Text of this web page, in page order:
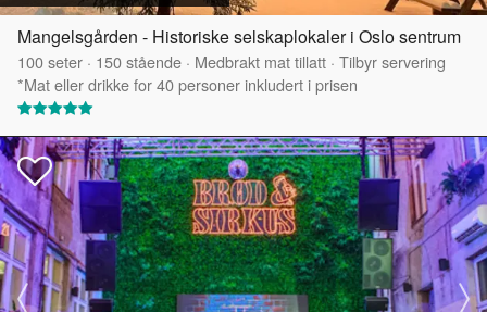
Mangelsgården - Historiske selskaplokaler i Oslo sentrum
100seter · 150stående · Medbrakt mat tillatt · Tilbyr servering
*Mat eller drikke for 40 personer inkludert i prisen